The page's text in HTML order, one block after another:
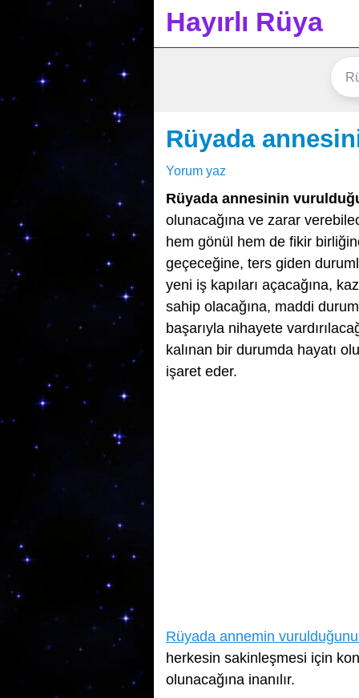
Hayırlı Rüya
Rüyada
Yorum yaz
Rüyada annesinin
olunacağına ve zarar
hem gönül hem de fikir
geçeceğine, ters giden
yeni iş kapıları açacağına,
sahip olacağına, maddi
başarıyla nihayete
kalınan bir durumda hayatı
işaret eder.
Rüyada annemin
herkesin sakinleşmesi için
olunacağına inanılır.